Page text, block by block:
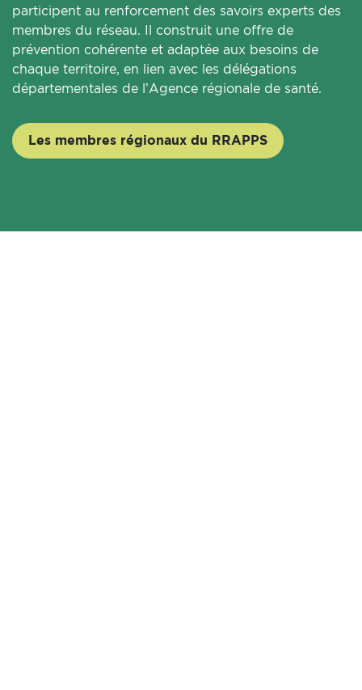
participent au renforcement des savoirs experts des
membres du réseau. Il construit une offre de
prévention cohérente et adaptée aux besoins de
chaque territoire, en lien avec les délégations
départementales de l’Agence régionale de santé.
Les membres régionaux du RRAPPS